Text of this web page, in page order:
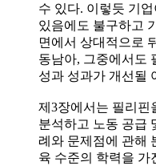
수 있다. 이렇듯 기
있음에도 불구하고
면에서 상대적으로
동남아, 그중에서도
성과 성과가 개선될
제3장에서는 필리핀
분석하고 노동 공급
례와 문제점에 관해
육 수준의 학력을 가